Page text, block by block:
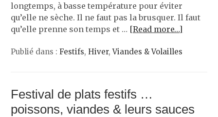
longtemps, à basse température pour éviter
qu’elle ne sèche. Il ne faut pas la brusquer. Il faut
qu’elle prenne son temps et … [Read more…]
Publié dans :Festifs,Hiver,Viandes & Volailles
Festival de plats festifs …
poissons, viandes & leurs sauces